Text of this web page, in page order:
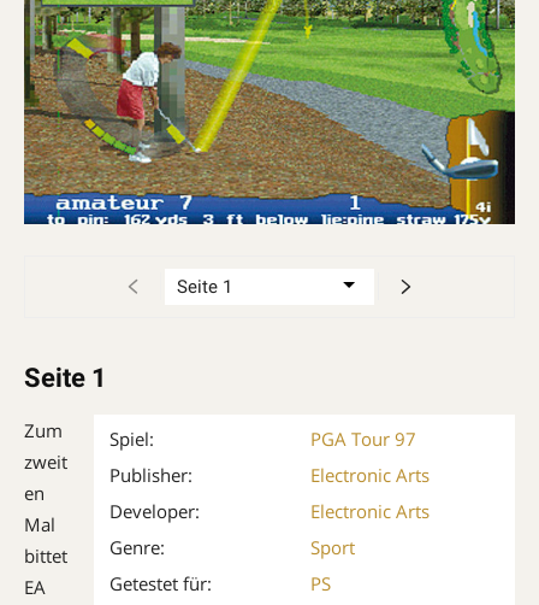
Seite 1
Spiel:
PGA Tour 97
Publisher:
Electronic Arts
Developer:
Electronic Arts
Genre:
Sport
Getestet für:
PS
Zum
zweit
en
Mal
bittet
EA